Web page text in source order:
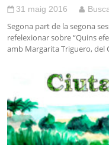
31 maig 2016
Segona part de la segona
refelexionar sobre “Quins
amb Margarita Triguero, del